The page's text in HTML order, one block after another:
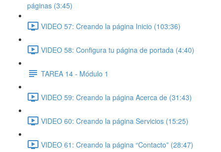
páginas (3:45)
VIDEO 57: Creando la página Inicio (103:36)
VIDEO 58: Configura tu página de portada (4:40)
TAREA 14 - Módulo 1
VIDEO 59: Creando la página Acerca de (31:43)
VIDEO 60: Creando la página Servicios (15:25)
VIDEO 61: Creando la página “Contacto” (28:47)